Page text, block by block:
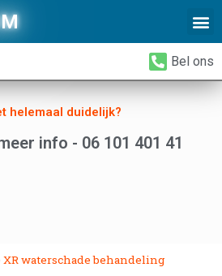
Bel ons
helemaal duidelijk?
info - 06 101 401 41
waterschade behandeling